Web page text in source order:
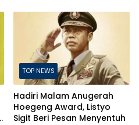
Minum Surabaya
TOP NEWS
Hadiri Malam Anugerah
Hoegeng Award, Listyo
Sigit Beri Pesan Menyentuh